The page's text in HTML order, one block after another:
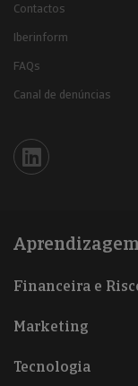
Contactos
Iberinform
FAQs
Canal de denúncias
Iberinform en
Aprendizagem
Financeira e
Marketing
Tecnologia